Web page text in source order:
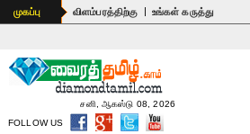
உலகம்
முகப்பு விளம்பரத்திற்கு | உங்கள் கருத்து
சனி, ஆகஸ்டு 08, 2026
FOLLOW US